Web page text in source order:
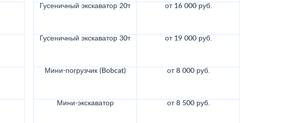
Гусеничный экскаватор 20т от 16 000 руб.
Гусеничный экскаватор 30т от 19 000 руб.
Мини-погрузчик (Bobcat) от 8 000 руб.
Мини-экскаватор от 8 500 руб.